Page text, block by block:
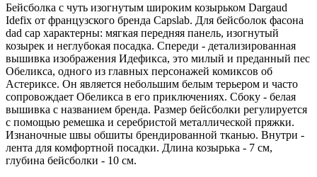
Бейсболка с чуть изогнутым широким козырьком Dargaud
Idefix от французского бренда Capslab. Для бейсболок фасона
dad cap характерны: мягкая передняя панель, изогнутый
козырек и неглубокая посадка. Спереди - детализированная
вышивка изображения Идефикса, это милый и преданный пес
Обеликса, одного из главных персонажей комиксов об
Астериксе. Он является небольшим белым терьером и часто
сопровождает Обеликса в его приключениях. Сбоку - белая
вышивка с названием бренда. Размер бейсболки регулируется
с помощью ремешка и серебристой металлической пряжки.
Изнаночные швы обшиты брендированной тканью. Внутри -
лента для комфортной посадки. Длина козырька - 7 см,
глубина бейсболки - 10 см.